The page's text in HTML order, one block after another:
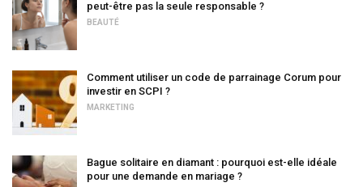
peut-être pas la seule responsable ?
BEAUTÉ
Comment utiliser un code de parrainage Corum pour
investir en SCPI ?
MARKETING
Bague solitaire en diamant : pourquoi est-elle idéale
pour une demande en mariage ?